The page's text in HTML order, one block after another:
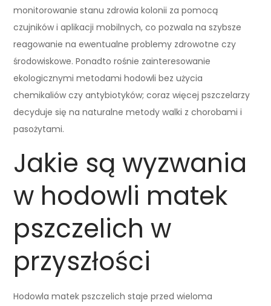
monitorowanie stanu zdrowia kolonii za pomocą
czujników i aplikacji mobilnych, co pozwala na szybsze
reagowanie na ewentualne problemy zdrowotne czy
środowiskowe. Ponadto rośnie zainteresowanie
ekologicznymi metodami hodowli bez użycia
chemikaliów czy antybiotyków; coraz więcej pszczelarzy
decyduje się na naturalne metody walki z chorobami i
pasożytami.
Jakie są wyzwania
w hodowli matek
pszczelich w
przyszłości
Hodowla matek pszczelich staje przed wieloma